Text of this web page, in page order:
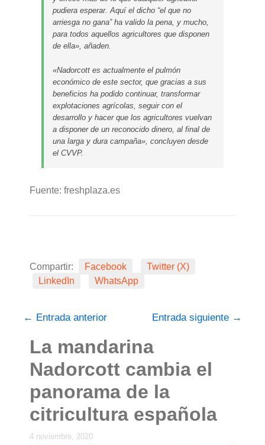
pudiera esperar. Aquí el dicho “el que no
arriesga no gana” ha valido la pena, y mucho,
para todos aquellos agricultores que disponen
de ella», añaden.
«Nadorcott es actualmente el pulmón
económico de este sector, que gracias a sus
beneficios ha podido continuar, transformar
explotaciones agrícolas, seguir con el
desarrollo y hacer que los agricultores vuelvan
a disponer de un reconocido dinero, al final de
una larga y dura campaña», concluyen desde
el CVVP.
Fuente: freshplaza.es
Compartir: Facebook
Twitter (X)
LinkedIn
WhatsApp
← Entrada anterior Entrada siguiente →
La mandarina
Nadorcott cambia el
panorama de la
citricultura española
4 noviembre, 2020